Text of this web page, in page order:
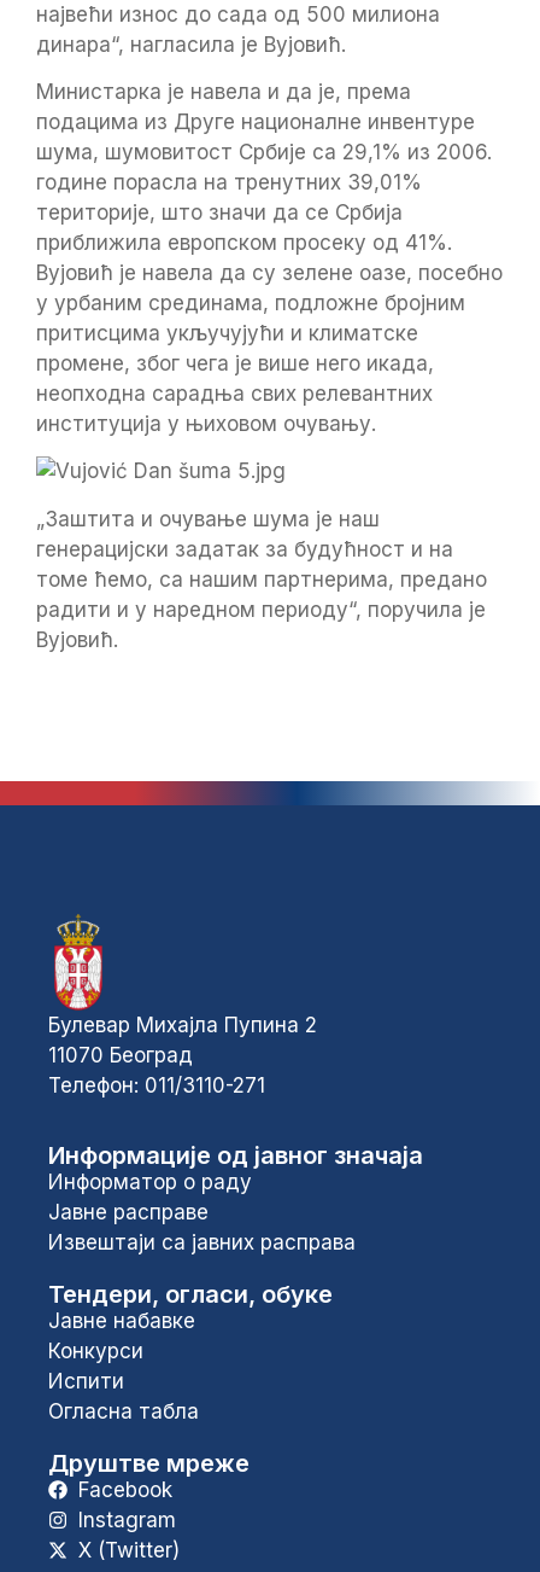
највећи износ до сада од 500 милиона
динара“, нагласила је Вујовић.
Министарка је навела и да је, према
подацима из Друге националне инвентуре
шума, шумовитост Србије са 29,1% из 2006.
године порасла на тренутних 39,01%
територије, што значи да се Србија
приближила европском просеку од 41%.
Вујовић је навела да су зелене оазе, посебно
у урбаним срединама, подложне бројним
притисцима укључујући и климатске
промене, због чега је више него икада,
неопходна сарадња свих релевантних
институција у њиховом очувању.
„Заштита и очување шума је наш
генерацијски задатак за будућност и на
томе ћемо, са нашим партнерима, предано
радити и у наредном периоду“, поручила је
Вујовић.
Булевар Михајла Пупина 2
11070 Београд
Телефон: 011/3110-271
Информације од јавног значаја
Информатор о раду
Јавне расправе
Извештаји са јавних расправа
Тендери, огласи, обуке
Јавне набавке
Конкурси
Испити
Огласна табла
Друштве мреже
Facebook
Instagram
X (Twitter)